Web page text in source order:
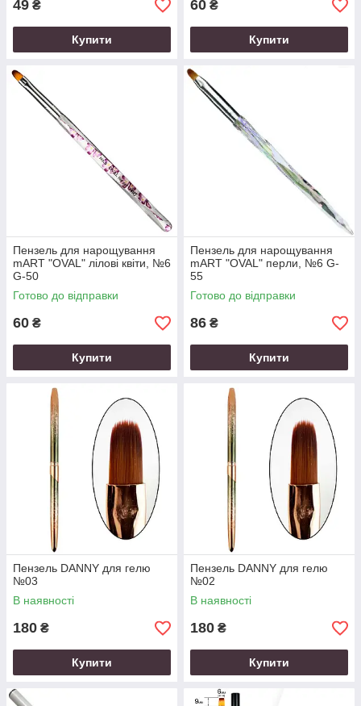
49 ₴
Купити
60 ₴
Купити
Пензель для нарощування
mART "OVAL" лілові квіти, №6
G-50
Готово до відправки
60 ₴
Купити
Пензель для нарощування
mART "OVAL" перли, №6 G-
55
Готово до відправки
86 ₴
Купити
Пензель DANNY для гелю
№03
В наявності
180 ₴
Купити
Пензель DANNY для гелю
№02
В наявності
180 ₴
Купити